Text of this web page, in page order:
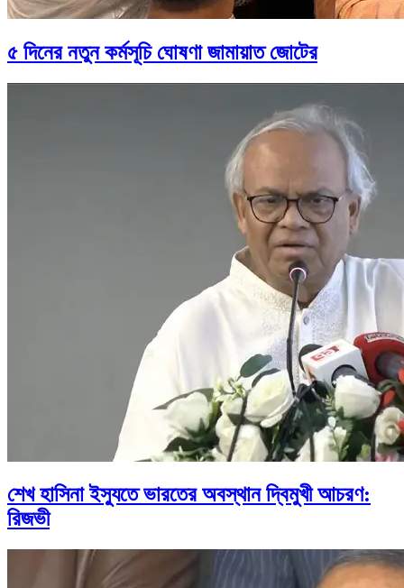
৫ দিনের নতুন কর্মসূচি ঘোষণা জামায়াত জোটের
শেখ হাসিনা ইস্যুতে ভারতের অবস্থান দ্বিমুখী আচরণ:
রিজভী